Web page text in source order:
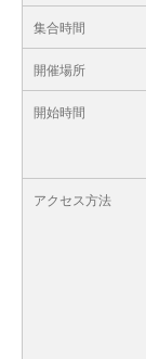
集合時間
開催場所
開始時間
アクセス方法